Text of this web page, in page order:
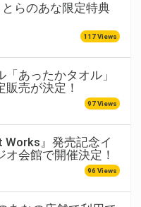
らのあな限定特典
117 Views
あったかタオル」
販売が決定！
97 Views
Works』発売記念イ
会館で開催決定！
96 Views